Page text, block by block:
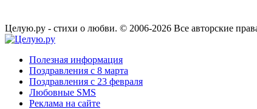
Целую.ру - стихи о любви. © 2006-2026 Все авторские
Полезная информация
Поздравления с 8 марта
Поздравления с 23 февраля
Любовные SMS
Реклама на сайте